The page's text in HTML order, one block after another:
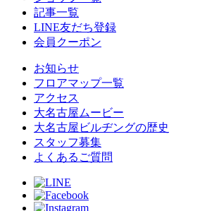
記事一覧
LINE友だち登録
会員クーポン
お知らせ
フロアマップ一覧
アクセス
大名古屋ムービー
大名古屋ビルヂングの歴史
スタッフ募集
よくあるご質問